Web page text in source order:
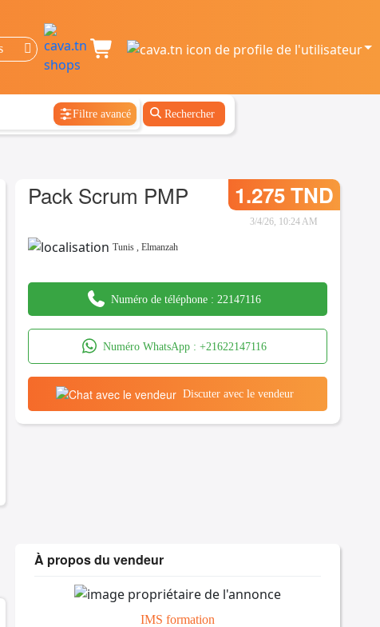
Filtre avancé Rechercher
Pack Scrum PMP 1.275 TND
3/4/26, 10:24 AM
Tunis ,Elmanzah
Numéro de téléphone : 22147116
Numéro WhatsApp :+21622147116
Discuter avec le vendeur
À propos du vendeur
IMS formation